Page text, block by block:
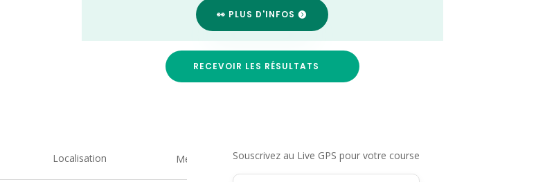
👀 PLUS D'INFOS
RECEVOIR LES RÉSULTATS
Localisation Medias Souscrivez au Live GPS pour votre course